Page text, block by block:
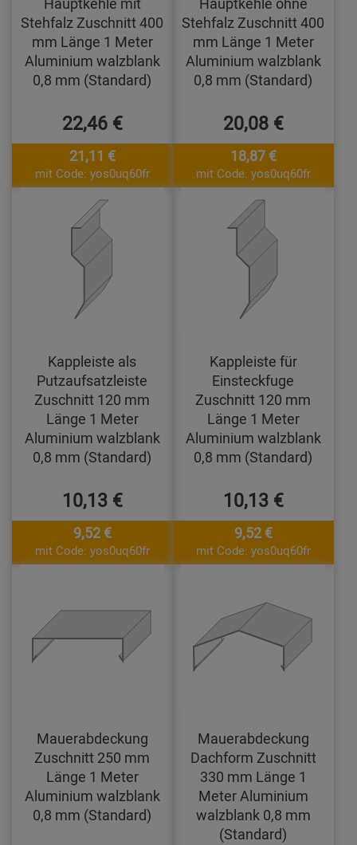
Stehfalz Zuschnitt 400
mm Länge 1 Meter
Aluminium walzblank
0,8 mm (Standard)
22,46 €
21,11 €
mit Code: yos0uq60fr
Stehfalz Zuschnitt 400
mm Länge 1 Meter
Aluminium walzblank
0,8 mm (Standard)
20,08 €
18,87 €
mit Code: yos0uq60fr
Kappleiste als
Putzaufsatzleiste
Zuschnitt 120 mm
Länge 1 Meter
Aluminium walzblank
0,8 mm (Standard)
10,13 €
9,52 €
mit Code: yos0uq60fr
Kappleiste für
Einsteckfuge
Zuschnitt 120 mm
Länge 1 Meter
Aluminium walzblank
0,8 mm (Standard)
10,13 €
9,52 €
mit Code: yos0uq60fr
Mauerabdeckung
Zuschnitt 250 mm
Länge 1 Meter
Aluminium walzblank
0,8 mm (Standard)
Mauerabdeckung
Dachform Zuschnitt
330 mm Länge 1
Meter Aluminium
walzblank 0,8 mm
(Standard)